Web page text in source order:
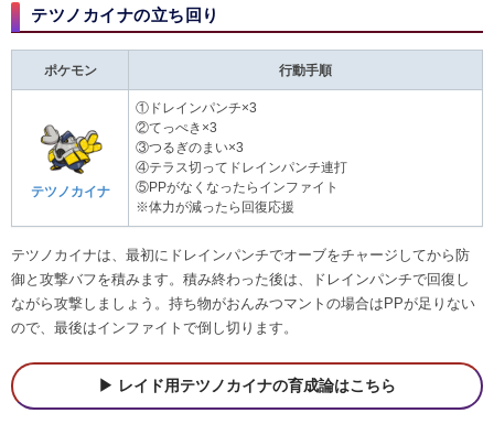
テツノカイナの立ち回り
ポケモン 行動手順
テツノカイナ
①ドレインパンチ×3
②てっぺき×3
③つるぎのまい×3
④テラス切ってドレインパンチ連打
⑤PPがなくなったらインファイト
※体力が減ったら回復応援
テツノカイナは、最初にドレインパンチでオーブをチャージしてから防
御と攻撃バフを積みます。積み終わった後は、ドレインパンチで回復し
ながら攻撃しましょう。持ち物がおんみつマントの場合はPPが足りない
ので、最後はインファイトで倒し切ります。
レイド用テツノカイナの育成論はこちら